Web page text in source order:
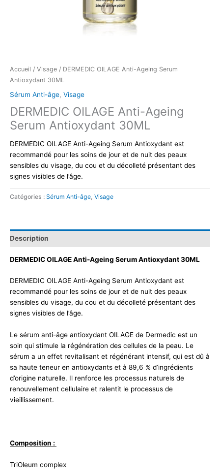
Accueil / Visage / DERMEDIC OILAGE Anti-Ageing Serum
Antioxydant 30ML
Sérum Anti-âge, Visage
DERMEDIC OILAGE Anti-Ageing
Serum Antioxydant 30ML
DERMEDIC OILAGE Anti-Ageing Serum Antioxydant est
recommandé pour les soins de jour et de nuit des peaux
sensibles du visage, du cou et du décolleté présentant des
signes visibles de l’âge.
Catégories : Sérum Anti-âge, Visage
Description
DERMEDIC OILAGE Anti-Ageing Serum Antioxydant 30ML
DERMEDIC OILAGE Anti-Ageing Serum Antioxydant est
recommandé pour les soins de jour et de nuit des peaux
sensibles du visage, du cou et du décolleté présentant des
signes visibles de l’âge.
Le sérum anti-âge antioxydant OILAGE de Dermedic est un
soin qui stimule la régénération des cellules de la peau. Le
sérum a un effet revitalisant et régénérant intensif, qui est dû à
sa haute teneur en antioxydants et à 89,6 % d’ingrédients
d’origine naturelle. Il renforce les processus naturels de
renouvellement cellulaire et ralentit le processus de
vieillissement.
Composition :
TriOleum complex